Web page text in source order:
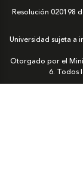
Resolución 020198
Universidad sujeta a
Otorgado por el
6. Todos